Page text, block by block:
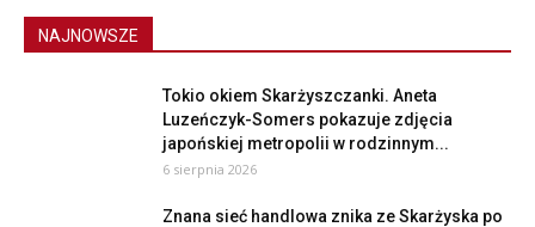
NAJNOWSZE
Tokio okiem Skarżyszczanki. Aneta
Luzeńczyk-Somers pokazuje zdjęcia
japońskiej metropolii w rodzinnym...
6 sierpnia 2026
Znana sieć handlowa znika ze Skarżyska po